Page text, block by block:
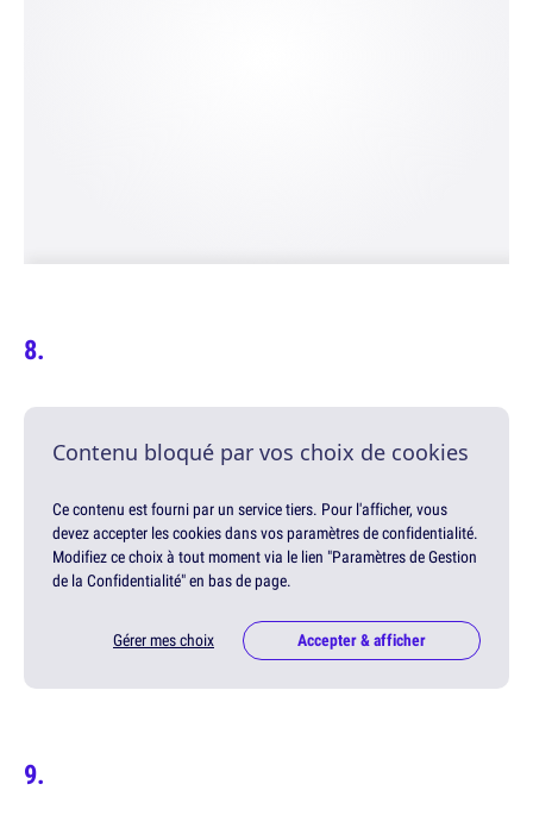
Contenu bloqué par vos choix de cookies
Ce contenu est fourni par un service tiers. Pour l'afficher, vous
devez accepter les cookies dans vos paramètres de confidentialité.
Modifiez ce choix à tout moment via le lien "Paramètres de Gestion
de la Confidentialité" en bas de page.
Gérer mes choix Accepter & afficher